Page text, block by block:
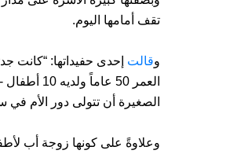
تقف أمامها اليوم.
وقالت
العمر
الصغيرة أن تتولى دور الأم في